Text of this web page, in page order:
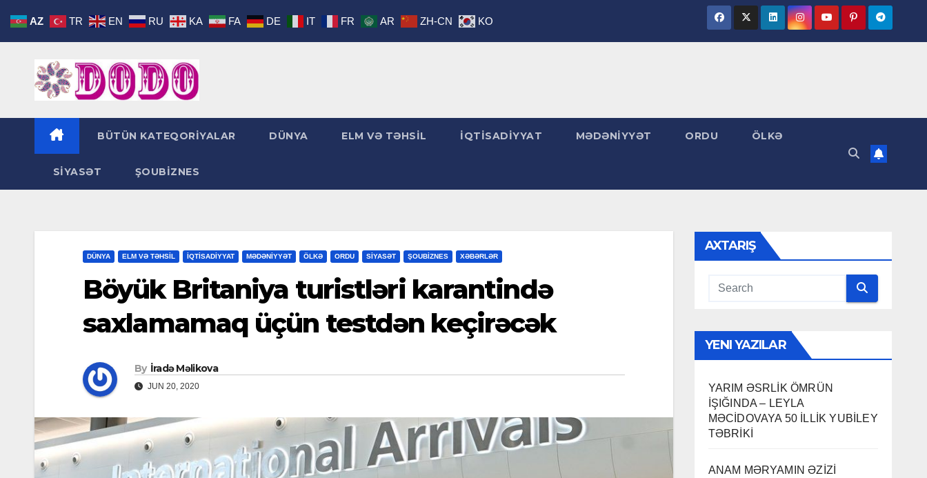
BÜTÜN KATEQORİYALAR DÜNYA ELM VƏ TƏHSİL İQTİSADİYYAT MƏDƏNİYYƏT ORDU ÖLKƏ
SİYASƏT ŞOUBİZNES
DÜNYA ELM VƏ TƏHSİL İQTİSADİYYAT MƏDƏNİYYƏT ÖLKƏ ORDU SİYASƏT ŞOUBİZNES XƏBƏRLƏR
Böyük Britaniya turistləri karantində
saxlamamaq üçün testdən keçirəcək
By İradə Məlikova
JUN 20, 2020
AXTARIŞ
YENI YAZILAR
YARIM ƏSRLİK ÖMRÜN
İŞIĞINDA – LEYLA
MƏCİDOVAYA 50 İLLİK YUBİLEY
TƏBRİKİ
ANAM MƏRYAMIN ƏZİZİ
AZ TR EN RU KA FA DE IT FR AR ZH-CN KO